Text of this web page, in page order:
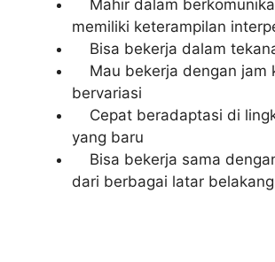
Mahir dalam
memiliki keterampilan
Bisa bekerja dalam
Mau bekerja dengan jam
bervariasi
Cepat beradaptasi di
yang baru
Bisa bekerja sama
dari berbagai latar belakang